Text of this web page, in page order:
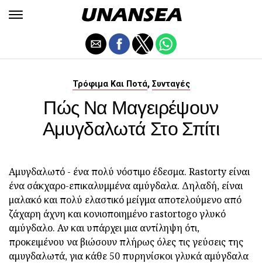
Τρόφιμα Και Ποτά, Συνταγές
Πώς Να Μαγειρέψουν
Αμυγδαλωτά Στο Σπίτι
Αμυγδαλωτό - ένα πολύ νόστιμο έδεσμα. Rastorty είναι
ένα σάκχαρο-επικαλυμμένα αμύγδαλα. Δηλαδή, είναι
μαλακό και πολύ ελαστικό μείγμα αποτελούμενο από
ζάχαρη άχνη και κονιοποιημένο rastortogo γλυκό
αμύγδαλο. Αν και υπάρχει μια αντίληψη ότι,
προκειμένου να βιώσουν πλήρως όλες τις γεύσεις της
αμυγδαλωτά, για κάθε 50 πυρηνίσκοι γλυκά αμύγδαλα